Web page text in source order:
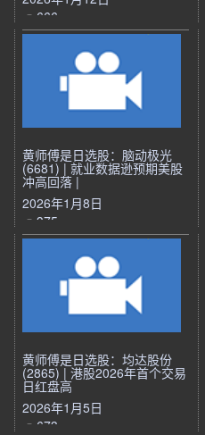
666
黄师傅是日选股：脑动极光
(6681) | 就业数据逊预期美股
冲高回落 |
2026年1月8日
375
黄师傅是日选股：均达股份
(2865) | 港股2026年首个交易
日红盘高
2026年1月5日
673